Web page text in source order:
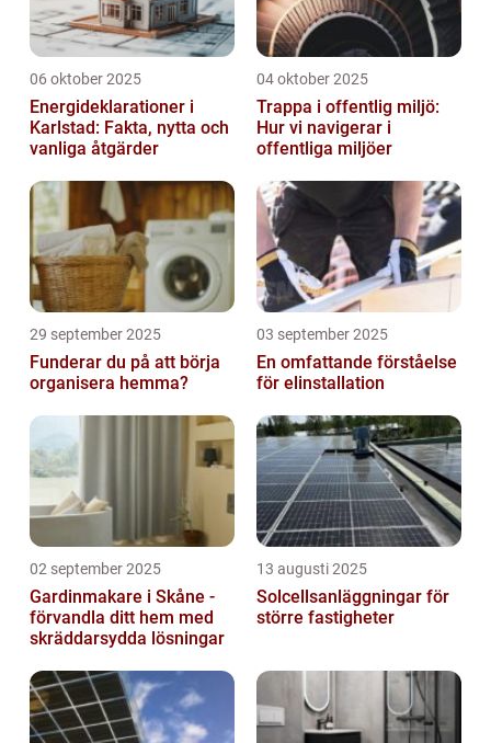
06 oktober 2025
Energideklarationer i
Karlstad: Fakta, nytta och
vanliga åtgärder
04 oktober 2025
Trappa i offentlig miljö:
Hur vi navigerar i
offentliga miljöer
29 september 2025
Funderar du på att börja
organisera hemma?
03 september 2025
En omfattande förståelse
för elinstallation
02 september 2025
Gardinmakare i Skåne -
förvandla ditt hem med
skräddarsydda lösningar
13 augusti 2025
Solcellsanläggningar för
större fastigheter